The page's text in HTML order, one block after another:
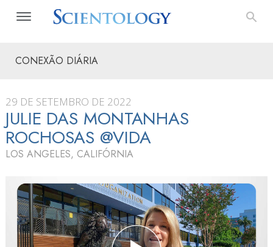
CONEXÃO DIÁRIA
29 DE SETEMBRO DE 2022
JULIE DAS MONTANHAS
ROCHOSAS @VIDA
LOS ANGELES, CALIFÓRNIA